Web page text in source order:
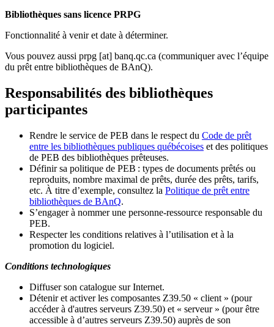
Bibliothèques sans licence PRPG
Fonctionnalité à venir et date à déterminer.
Vous pouvez aussi prpg [at] banq.qc.ca (communiquer avec l’équipe
du prêt entre bibliothèques de BAnQ).
Responsabilités des bibliothèques
participantes
Rendre le service de PEB dans le respect du Code de prêt
entre les bibliothèques publiques québécoises et des politiques
de PEB des bibliothèques prêteuses.
Définir sa politique de PEB : types de documents prêtés ou
reproduits, nombre maximal de prêts, durée des prêts, tarifs,
etc. À titre d’exemple, consultez la Politique de prêt entre
bibliothèques de BAnQ.
S’engager à nommer une personne-ressource responsable du
PEB.
Respecter les conditions relatives à l’utilisation et à la
promotion du logiciel.
Conditions technologiques
Diffuser son catalogue sur Internet.
Détenir et activer les composantes Z39.50 « client » (pour
accéder à d'autres serveurs Z39.50) et « serveur » (pour être
accessible à d’autres serveurs Z39.50) auprès de son